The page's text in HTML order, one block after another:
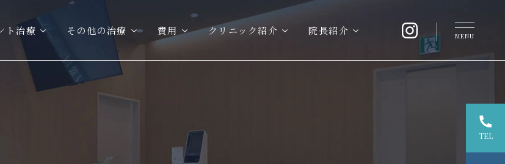
イ
ン
プ
ト治療 その他の治療 費用 クリニック紹介 院長紹介 MENU
TEL